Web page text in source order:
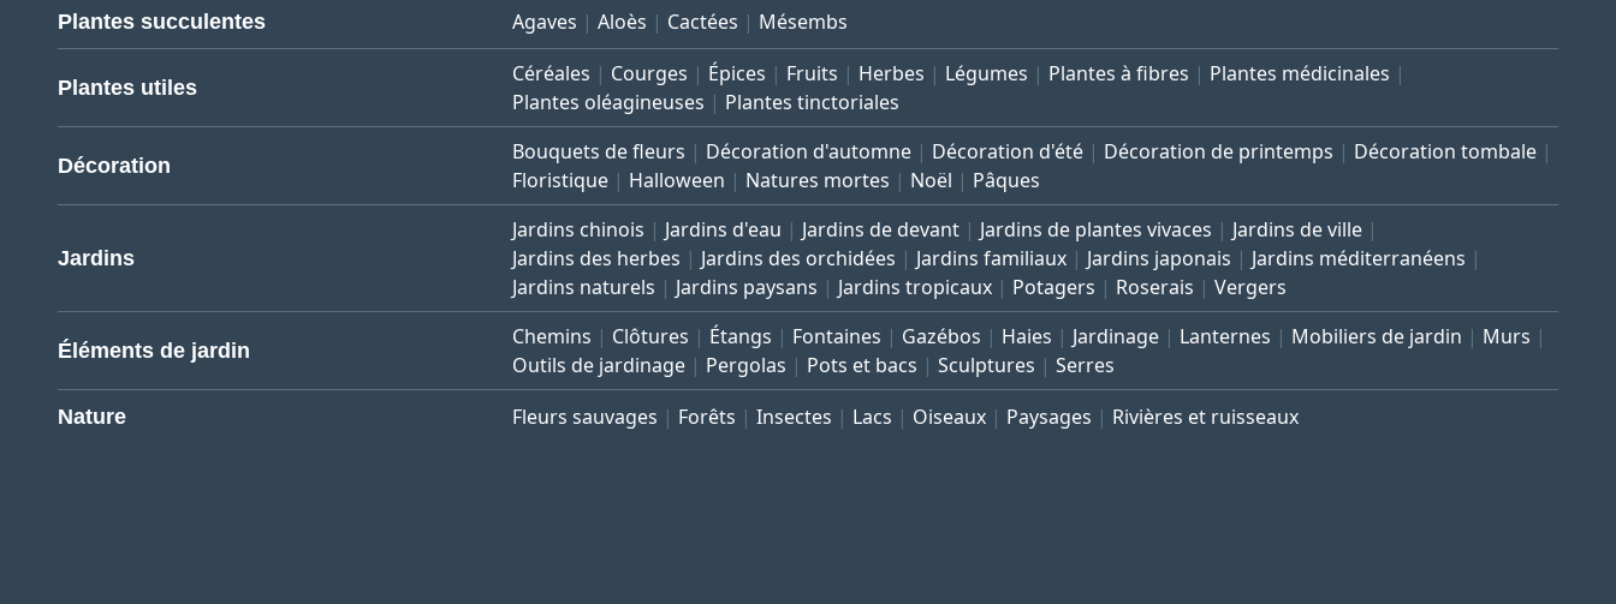
Plantes succulentes Agaves Aloès Cactées Mésembs
Plantes utiles
Céréales Courges Épices Fruits Herbes Légumes Plantes à fibres
Plantes médicinales
Plantes oléagineuses
Plantes tinctoriales
Décoration
Bouquets de fleurs Décoration d'automne Décoration d'été Décoration de printemps
Décoration tombale
Floristique
Halloween Natures mortes Noël Pâques
Jardins
Jardins chinois Jardins d'eau Jardins de devant Jardins de plantes vivaces
Jardins de ville
Jardins des herbes
Jardins des orchidées Jardins familiaux Jardins japonais
Jardins méditerranéens
Jardins naturels
Jardins paysans Jardins tropicaux Potagers Roserais Vergers
Éléments de jardin
Chemins Clôtures Étangs Fontaines Gazébos Haies Jardinage Lanternes Mobiliers de jardin
Murs
Outils de jardinage
Pergolas Pots et bacs Sculptures Serres
Nature Fleurs sauvages Forêts Insectes Lacs Oiseaux Paysages Rivières et ruisseaux